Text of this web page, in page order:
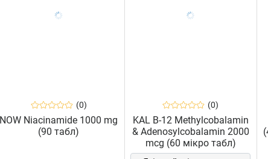
(0)
NOW Niacinamide 1000 mg
(90 табл)
(0)
KAL B-12 Methylcobalamin
& Adenosylcobalamin 2000
mcg (60 мікро табл)